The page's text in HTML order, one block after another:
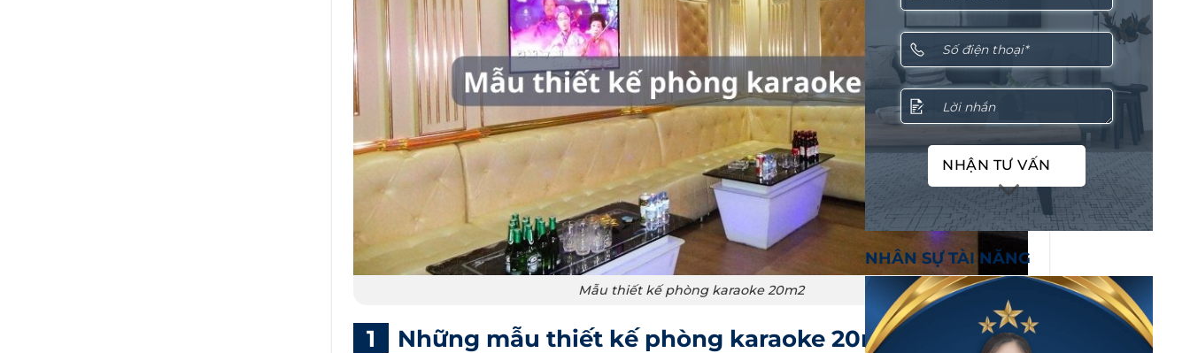
Mẫu thiết kế phòng karaoke 20m2
Những mẫu thiết kế phòng karaoke 20m2 đẹp nhất
NHẬN TƯ VẤN
NHÂN SỰ TÀI NĂNG